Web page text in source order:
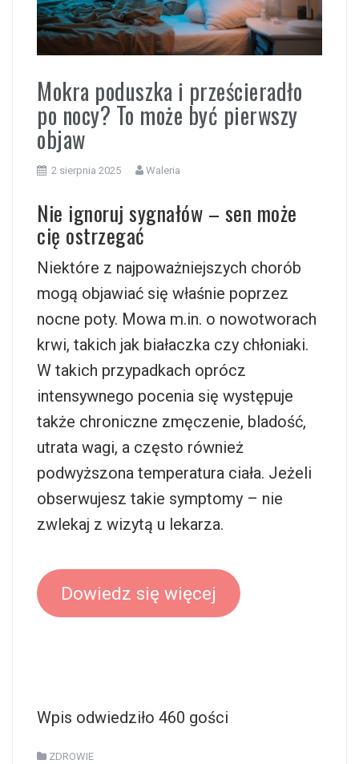
Mokra poduszka i prześcieradło
po nocy? To może być pierwszy
objaw
2 sierpnia 2025 Waleria
Nie ignoruj sygnałów – sen może
cię ostrzegać
Niektóre z najpoważniejszych chorób
mogą objawiać się właśnie poprzez
nocne poty. Mowa m.in. o nowotworach
krwi, takich jak białaczka czy chłoniaki.
W takich przypadkach oprócz
intensywnego pocenia się występuje
także chroniczne zmęczenie, bladość,
utrata wagi, a często również
podwyższona temperatura ciała. Jeżeli
obserwujesz takie symptomy – nie
zwlekaj z wizytą u lekarza.
Dowiedz się więcej
Wpis odwiedziło 460 gości
ZDROWIE